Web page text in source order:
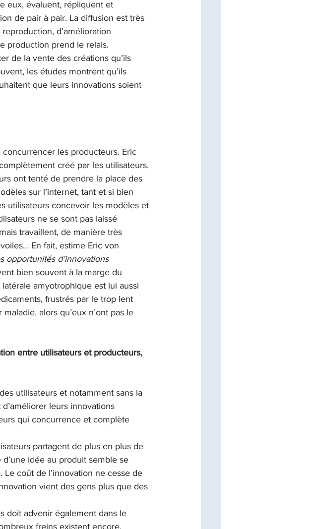
eux, évaluent, répliquent et
de pair à pair. La diffusion est très
d’amélioration
production prend le relais.
de la vente des créations qu’ils
les études montrent qu’ils
que leurs innovations soient
les producteurs. Eric
créé par les utilisateurs.
ont tenté de prendre la place des
sur l’internet, tant et si bien
utilisateurs concevoir les modèles et
ne se sont pas laissé
travaillent, de manière très
En fait, estime Eric von
opportunités d’innovations
bien souvent à la marge du
amyotrophique est lui aussi
frustrés par le trop lent
alors qu’eux n’ont pas le
entre utilisateurs et producteurs,
utilisateurs et notamment sans la
leurs innovations
qui concurrence et complète
partagent de plus en plus de
idée au produit semble se
coût de l’innovation ne cesse de
vient des gens plus que des
doit advenir également dans le
freins existent encore,